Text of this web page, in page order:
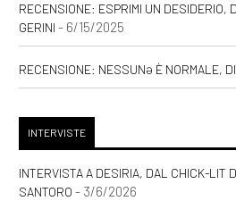
RECENSIONE: ESPRIMI UN DESIDERIO,
GERINI - 6/15/2025
RECENSIONE: NESSUNƏ È NORMALE,
INTERVISTE
INTERVISTA A DESIRIA, DAL CHICK-LIT
SANTORO - 3/6/2026